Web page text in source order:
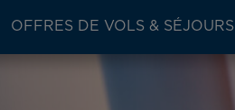
OFFRES DE VOLS & SÉJOURS